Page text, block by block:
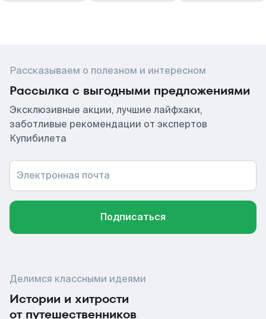
Рассказываем о полезном и интересном
Рассылка с выгодными предложениями
Эксклюзивные акции, лучшие лайфхаки,
заботливые рекомендации от экспертов
Купибилета
Электронная почта
Подписаться
Делимся классными идеями
Истории и хитрости
от путешественников